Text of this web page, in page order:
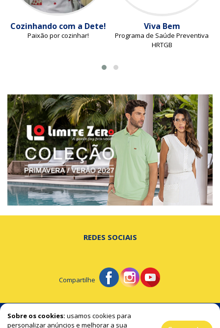
Cozinhando com a Dete!
Paixão por cozinhar!
Viva Bem
Programa de Saúde Preventiva
HRTGB
Sobre os cookies: usamos cookies para
personalizar anúncios e melhorar a sua
REDES SOCIAIS
Compartilhe
© Portal de Beltrão - A notícia na hora certa!